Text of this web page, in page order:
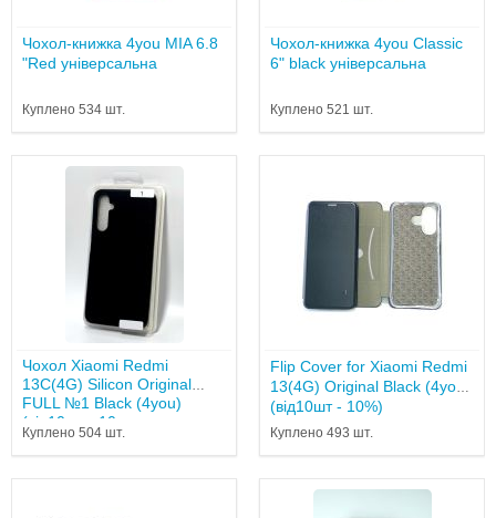
Чохол-книжка 4you MIA 6.8
"Red універсальна
Куплено 534 шт.
Чохол-книжка 4you Classic
6" black універсальна
Куплено 521 шт.
Чохол Xiaomi Redmi
13C(4G) Silicon Original
FULL №1 Black (4you)
(від10шт - 10...
Куплено 504 шт.
Flip Cover for Xiaomi Redmi
13(4G) Original Black (4you)
(від10шт - 10%)
Куплено 493 шт.